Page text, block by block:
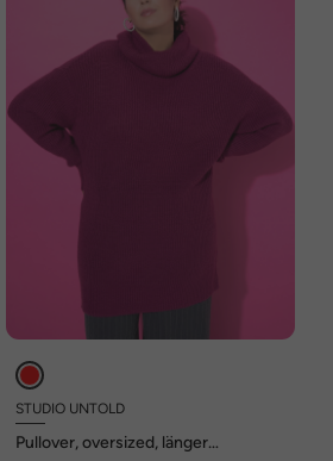
STUDIO UNTOLD
Pullover, oversized, länger